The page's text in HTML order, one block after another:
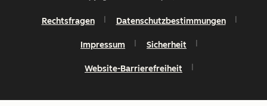
Rechtsfragen Datenschutzbestimmungen
Impressum Sicherheit
Website-Barrierefreiheit